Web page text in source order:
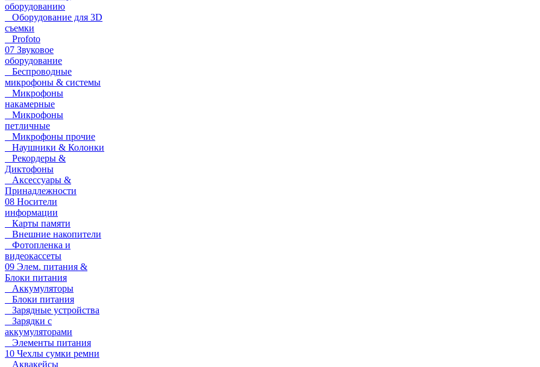
оборудованию
Оборудование для 3D
съемки
Profoto
07 Звуковое
оборудование
Беспроводные
микрофоны & системы
Микрофоны
накамерные
Микрофоны
петличные
Микрофоны прочие
Наушники & Колонки
Рекордеры &
Диктофоны
Аксессуары &
Принадлежности
08 Носители
информации
Карты памяти
Внешние накопители
Фотопленка и
видеокассеты
09 Элем. питания &
Блоки питания
Аккумуляторы
Блоки питания
Зарядные устройства
Зарядки с
аккумуляторами
Элементы питания
10 Чехлы сумки ремни
Аквакейсы